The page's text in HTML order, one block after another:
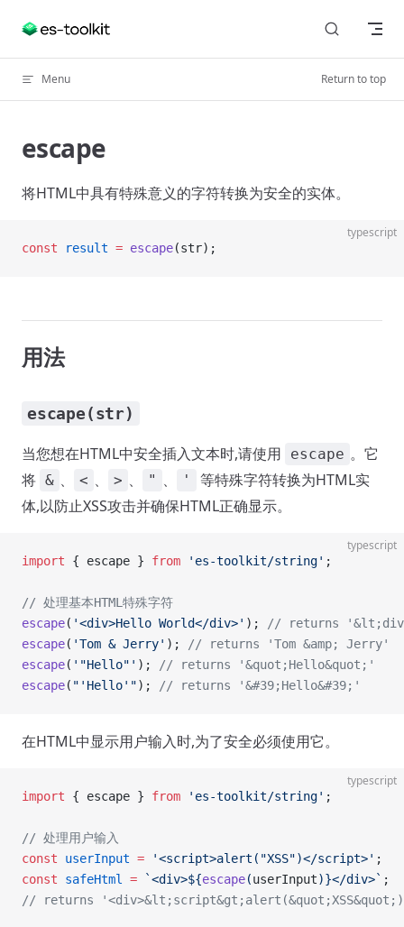
Skip to content
Menu Return to top
escape
将HTML中具有特殊意义的字符转换为安全的实体。
typescript
const result = escape(str);
用法
escape(str)
当您想在HTML中安全插入文本时,请使用 escape 。它
将 & 、 < 、 > 、 " 、 '
等特殊字符转换为HTML实
体,以防止XSS攻击并确保HTML正确显示。
typescript
import { escape } from 'es-toolkit/string' ;
// 处理基本HTML特殊字符
escape( '<div>Hello World</div>' );
// returns
escape( 'Tom & Jerry' );
// returns 'Tom &amp; Jerry'
escape( '"Hello"' );
// returns '&quot;Hello&quot;'
escape( "'Hello'"); // returns '&#39;Hello&#39;'
在HTML中显示用户输入时,为了安全必须使用它。
typescript
import { escape } from 'es-toolkit/string' ;
// 处理用户输入
const userInput = '<script>alert("XSS")</script>' ;
const safeHtml = `<div>${escape(userInput)}</div>` ;
// returns